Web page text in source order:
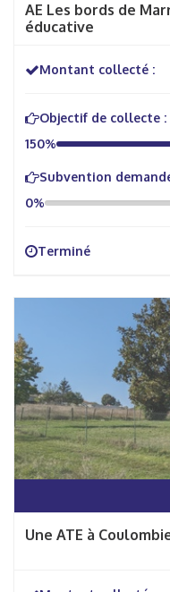
AE Les bords de
éducative
Montant collecté :
Objectif de collecte :
150%
Subvention
0%
Terminé
Une ATE à